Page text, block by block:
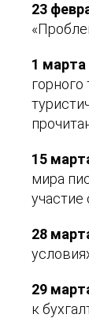
23
1 марта
15
мира
участие
28
29
к